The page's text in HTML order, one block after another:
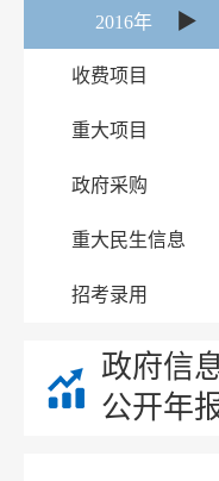
2016年 ▶
收费项目
重大项目
政府采购
重大民生信息
招考录用
政府信
公开年